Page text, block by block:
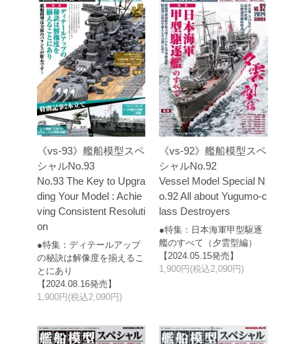
《vs-93》艦船模型スペ
シャルNo.93
No.93 The Key to Upgra
ding Your Model : Achie
ving Consistent Resoluti
on
●特集：ディテールアップ
の秘訣は解像度を揃えるこ
とにあり
【2024.08.16発売】
1,900円(税込2,090円)
《vs-92》艦船模型スペ
シャルNo.92
Vessel Model Special N
o.92 All about Yugumo-c
lass Destroyers
●特集：日本海軍甲型駆逐
艦のすべて（夕雲型編）
【2024.05.15発売】
1,900円(税込2,090円)